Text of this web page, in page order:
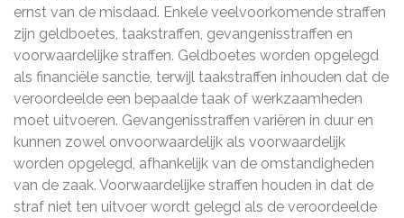
ernst van de misdaad. Enkele veelvoorkomende straffen
zijn geldboetes, taakstraffen, gevangenisstraffen en
voorwaardelijke straffen. Geldboetes worden opgelegd
als financiële sanctie, terwijl taakstraffen inhouden dat de
veroordeelde een bepaalde taak of werkzaamheden
moet uitvoeren. Gevangenisstraffen variëren in duur en
kunnen zowel onvoorwaardelijk als voorwaardelijk
worden opgelegd, afhankelijk van de omstandigheden
van de zaak. Voorwaardelijke straffen houden in dat de
straf niet ten uitvoer wordt gelegd als de veroordeelde